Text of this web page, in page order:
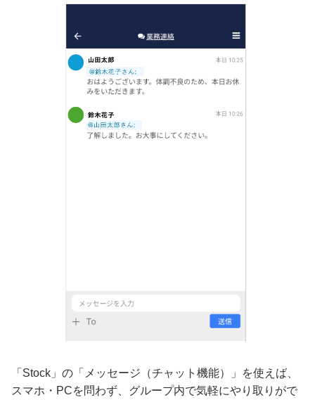
「Stock」の「メッセージ（チャット機能）」を使えば、
スマホ・PCを問わず、グループ内で気軽にやり取りがで